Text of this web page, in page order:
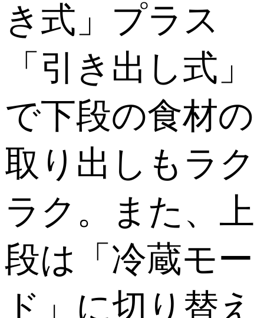
き式」プラス
「引き出し式」
で下段の食材の
取り出しもラク
ラク。また、上
段は「冷蔵モー
ド」に切り替え